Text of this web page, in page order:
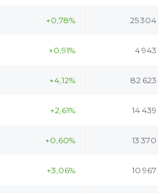
+0,78% 25 304
+0,91% 4 943
+4,12% 82 623
+2,61% 14 439
+0,60% 13 370
+3,06% 10 967